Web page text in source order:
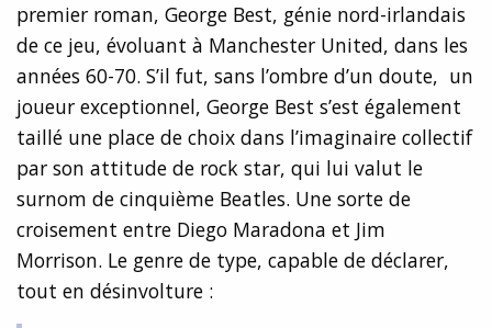
premier roman, George Best, génie nord-irlandais
de ce jeu, évoluant à Manchester United, dans les
années 60-70. S’il fut, sans l’ombre d’un doute, un
joueur exceptionnel, George Best s’est également
taillé une place de choix dans l’imaginaire collectif
par son attitude de rock star, qui lui valut le
surnom de cinquième Beatles. Une sorte de
croisement entre Diego Maradona et Jim
Morrison. Le genre de type, capable de déclarer,
tout en désinvolture :